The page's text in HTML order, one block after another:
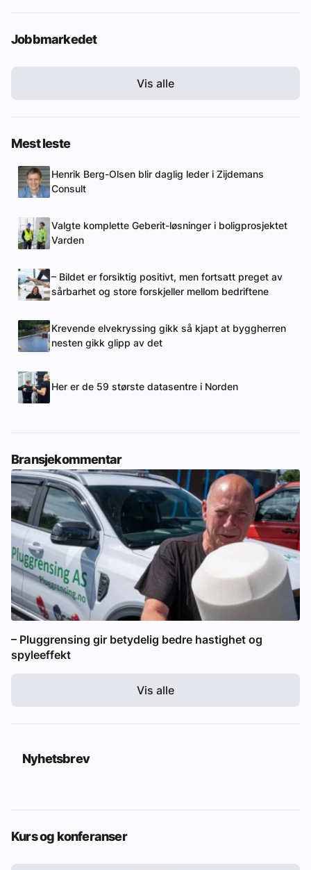
Jobbmarkedet
Vis alle
Mest leste
Henrik Berg-Olsen blir daglig leder i Zijdemans
Consult
Valgte komplette Geberit-løsninger i boligprosjektet
Varden
– Bildet er forsiktig positivt, men fortsatt preget av
sårbarhet og store forskjeller mellom bedriftene
Krevende elvekryssing gikk så kjapt at byggherren
nesten gikk glipp av det
Her er de 59 største datasentre i Norden
Bransjekommentar
– Pluggrensing gir betydelig bedre hastighet og
spyleeffekt
Vis alle
Nyhetsbrev
Kurs og konferanser